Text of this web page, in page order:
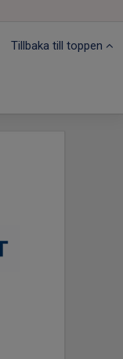
Tillbaka till toppen